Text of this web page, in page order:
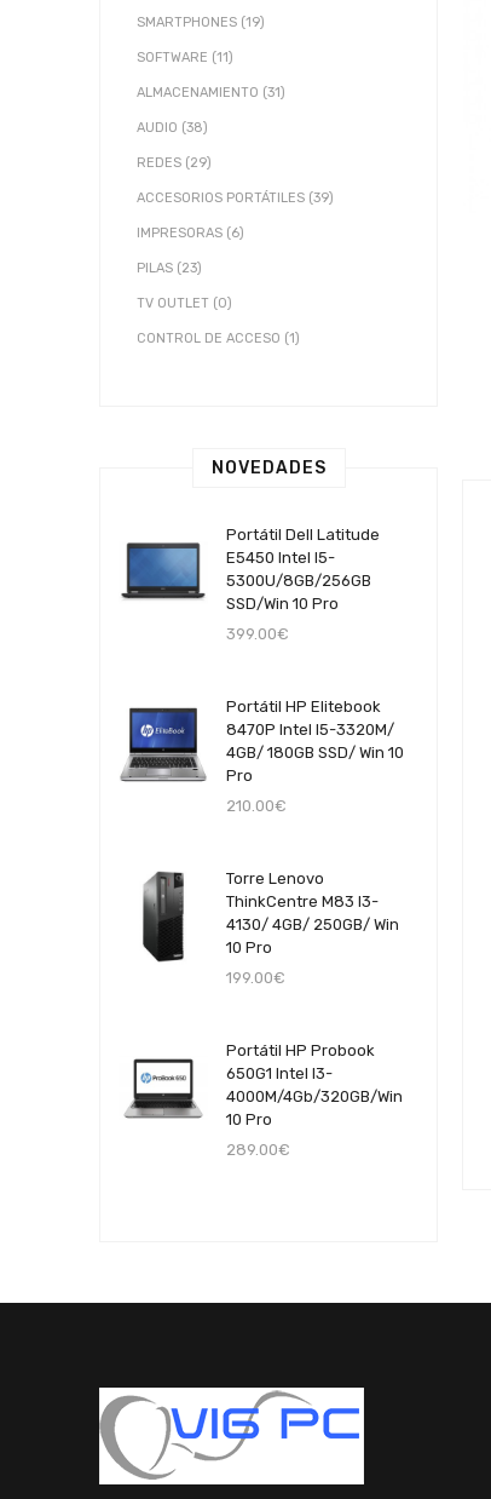
SMARTPHONES (19)
SOFTWARE (11)
ALMACENAMIENTO (31)
AUDIO (38)
REDES (29)
ACCESORIOS PORTÁTILES (39)
IMPRESORAS (6)
PILAS (23)
TV OUTLET (0)
CONTROL DE ACCESO (1)
NOVEDADES
Portátil Dell Latitude
E5450 Intel I5-
5300U/8GB/256GB
SSD/Win 10 Pro
399.00€
Portátil HP Elitebook
8470P Intel I5-3320M/
4GB/ 180GB SSD/ Win 10
Pro
210.00€
Torre Lenovo
ThinkCentre M83 I3-
4130/ 4GB/ 250GB/ Win
10 Pro
199.00€
Portátil HP Probook
650G1 Intel I3-
4000M/4Gb/320GB/Win
10 Pro
289.00€